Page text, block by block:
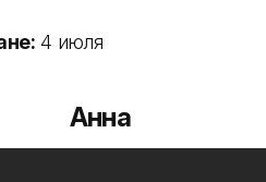
4 июля
Анна